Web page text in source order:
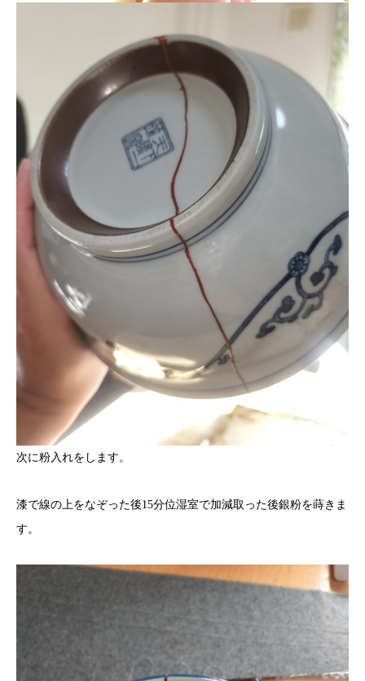
次に粉入れをします。
漆で線の上をなぞった後15分位湿室で加減取った後銀粉を蒔きま
す。